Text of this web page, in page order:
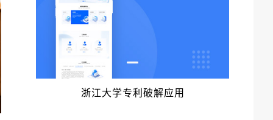
浙江大学专利破解应用